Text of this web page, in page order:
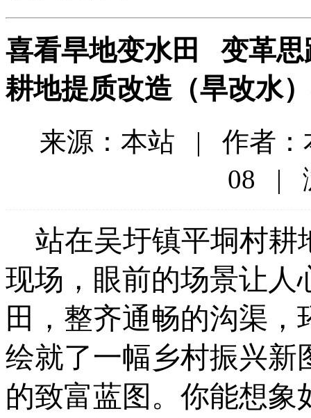
喜看旱地变水田 变革
耕地提质改造（旱改水
来源：本站 | 作者：
08 |
站在吴圩镇平垌村耕
现场，眼前的场景让人
田，整齐通畅的沟渠
绘就了一幅乡村振兴新
的致富蓝图。你能想象